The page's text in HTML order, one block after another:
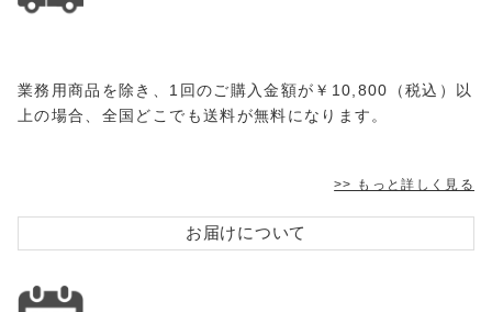
業務用商品を除き、1回のご購入金額が￥10,800（税込）以
上の場合、全国どこでも送料が無料になります。
>> もっと詳しく見る
お届けについて